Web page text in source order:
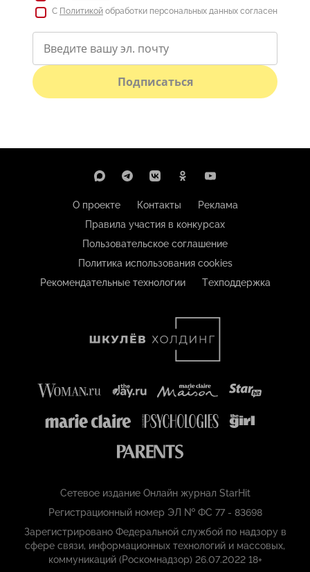
С Политикой обработки персональных данных согласен
Подписаться
О проекте Контакты
Реклама
Правила участия в конкурсах
Пользовательское соглашение
Политика использования cookies
Рекомендательные технологии
Техподдержка
Сетевое издание Онлайн журнал StarHit
Регистрационный номер ЭЛ № ФС 77 - 83698
Зарегистрировано Федеральной службой по надзору в
сфере связи, информационных технологий и массовых,
коммуникаций (Роскомнадзор) 26.07.2022 18+